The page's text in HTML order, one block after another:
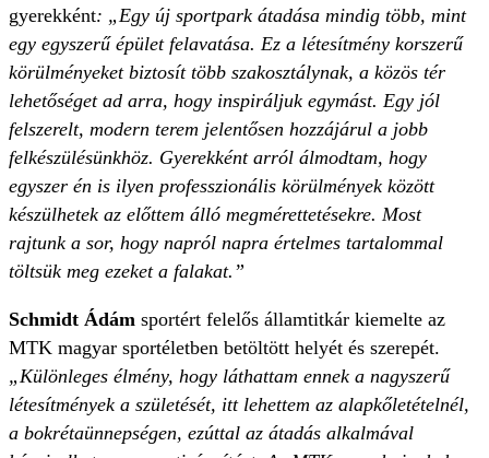
gyerekként: „Egy új sportpark átadása mindig több, mint
egy egyszerű épület felavatása. Ez a létesítmény korszerű
körülményeket biztosít több szakosztálynak, a közös tér
lehetőséget ad arra, hogy inspiráljuk egymást. Egy jól
felszerelt, modern terem jelentősen hozzájárul a jobb
felkészülésünkhöz. Gyerekként arról álmodtam, hogy
egyszer én is ilyen professzionális körülmények között
készülhetek az előttem álló megmérettetésekre. Most
rajtunk a sor, hogy napról napra értelmes tartalommal
töltsük meg ezeket a falakat.”
Schmidt Ádám sportért felelős államtitkár kiemelte az
MTK magyar sportéletben betöltött helyét és szerepét.
„Különleges élmény, hogy láthattam ennek a nagyszerű
létesítmények a születését, itt lehettem az alapkőletételnél,
a bokrétaünnepségen, ezúttal az átadás alkalmával